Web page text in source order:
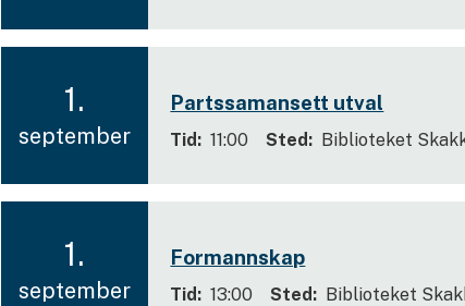
2
1.
september
2
2
Partssamansett utval
Tid 11:00 Sted Biblioteket
1.
september
2
Formannskap
Tid 13:00 Sted Biblioteket